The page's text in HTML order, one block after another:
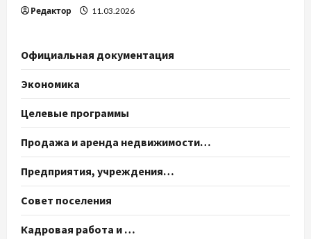
Редактор 11.03.2026
Официальная документация
Экономика
Целевые программы
Продажа и аренда недвижимости…
Предприятия, учреждения…
Совет поселения
Кадровая работа и …